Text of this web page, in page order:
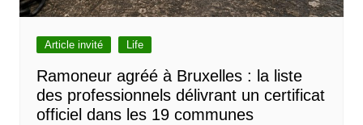
Article invité Life
Ramoneur agréé à Bruxelles : la liste
des professionnels délivrant un certificat
officiel dans les 19 communes